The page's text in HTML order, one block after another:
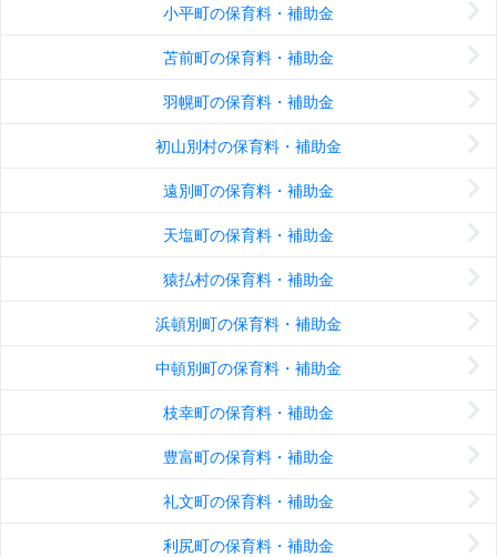
小平町の保育料・補助金
苫前町の保育料・補助金
羽幌町の保育料・補助金
初山別村の保育料・補助金
遠別町の保育料・補助金
天塩町の保育料・補助金
猿払村の保育料・補助金
浜頓別町の保育料・補助金
中頓別町の保育料・補助金
枝幸町の保育料・補助金
豊富町の保育料・補助金
礼文町の保育料・補助金
利尻町の保育料・補助金